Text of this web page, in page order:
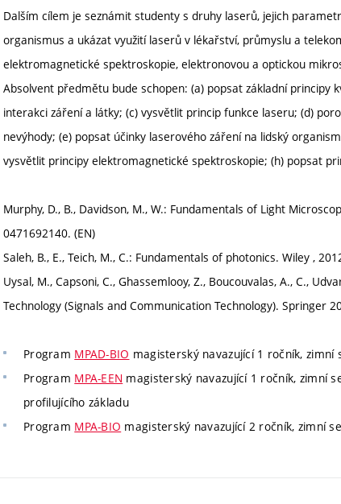
Dalším cílem je seznámit studenty s druhy laserů, jejich
organismus a ukázat využití laserů v lékařství, průmyslu a
elektromagnetické spektroskopie, elektronovou a optickou
Absolvent předmětu bude schopen: (a) popsat základní
interakci záření a látky; (c) vysvětlit princip funkce laseru; (d)
nevýhody; (e) popsat účinky laserového záření na lidský
vysvětlit principy elektromagnetické spektroskopie; (h) popsat
Murphy, D., B., Davidson, M., W.: Fundamentals of Light
0471692140. (EN)
Saleh, B., E., Teich, M., C.: Fundamentals of photonics. Wiley ,
Uysal, M., Capsoni, C., Ghassemlooy, Z., Boucouvalas, A., C.,
Technology (Signals and Communication Technology). Springer
Program MPAD-BIO magisterský navazující 1 ročník,
Program MPA-EEN magisterský navazující 1 ročník, zimní
profilujícího základu
Program MPA-BIO magisterský navazující 2 ročník, zimní